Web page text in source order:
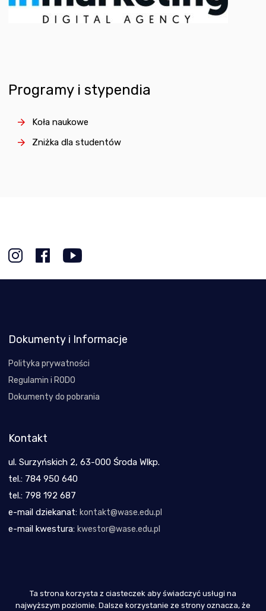
Programy i stypendia
Koła naukowe
Zniżka dla studentów
Dokumenty i Informacje
Polityka prywatności
Regulamin i RODO
Dokumenty do pobrania
Kontakt
ul. Surzyńskich 2, 63-000 Środa Wlkp.
tel.: 784 950 640
tel.: 798 192 687
e-mail dziekanat: kontakt@wase.edu.pl
e-mail kwestura: kwestor@wase.edu.pl
Copyright 2021
Ta strona korzysta z ciasteczek aby świadczyć usługi na
najwyższym poziomie. Dalsze korzystanie ze strony oznacza, że